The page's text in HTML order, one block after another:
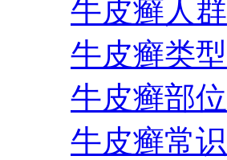
牛皮癣人群
牛皮癣类型
牛皮癣部位
牛皮癣常识